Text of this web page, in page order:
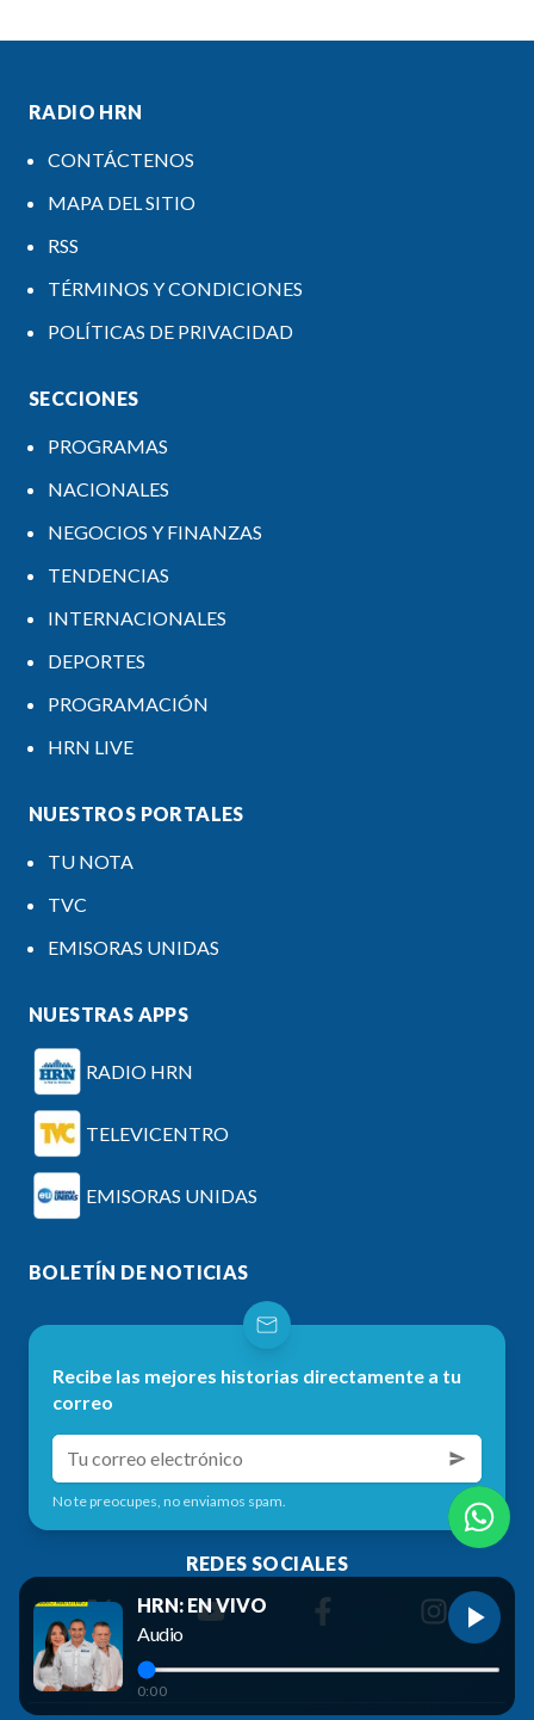
RADIO HRN
CONTÁCTENOS
MAPA DEL SITIO
RSS
TÉRMINOS Y CONDICIONES
POLÍTICAS DE PRIVACIDAD
SECCIONES
PROGRAMAS
NACIONALES
NEGOCIOS Y FINANZAS
TENDENCIAS
INTERNACIONALES
DEPORTES
PROGRAMACIÓN
HRN LIVE
NUESTROS PORTALES
TU NOTA
TVC
EMISORAS UNIDAS
NUESTRAS APPS
RADIO HRN
TELEVICENTRO
EMISORAS UNIDAS
BOLETÍN DE NOTICIAS
Recibe las mejores historias directamente a tu
correo
No te preocupes, no enviamos spam.
REDES SOCIALES
HRN: EN VIVO
Audio
0:00